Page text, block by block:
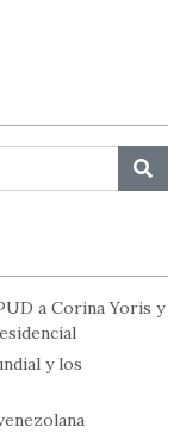
a Corina Yoris y
y los